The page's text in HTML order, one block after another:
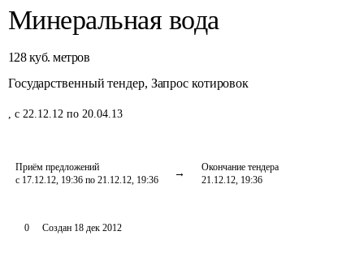
Минеральная вода
128 куб. метров
Государственный тендер, Запрос котировок
, с 22.12.12 по 20.04.13
Приём предложений
с 17.12.12, 19:36 по 21.12.12, 19:36
Окончание тендера
21.12.12, 19:36
0 Создан 18 дек 2012